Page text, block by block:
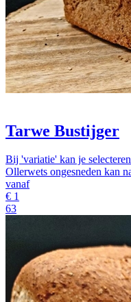
Tarwe Bustijger
Bij 'variatie' kan je
Ollerwets ongesneden kan
vanaf
€ 1
63